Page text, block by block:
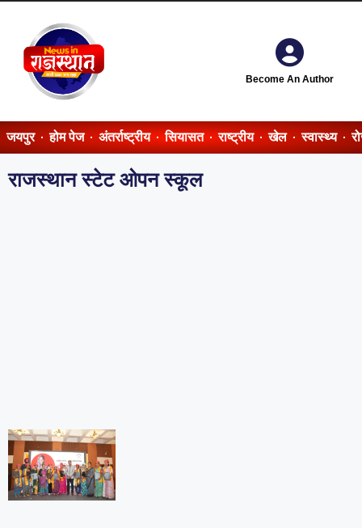
Become An Author
जयपुर होम पेज अंतर्राष्ट्रीय सियासत राष्ट्रीय खेल स्वास्थ्य
राजस्थान स्टेट ओपन स्कूल